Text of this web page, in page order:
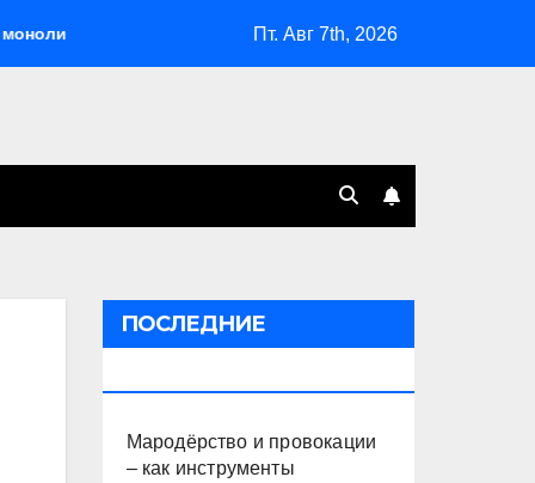
Мародёрство и провокации – как инструменты
Пт. Авг 7th, 2026
ПОСЛЕДНИЕ
Мародёрство и провокации
– как инструменты